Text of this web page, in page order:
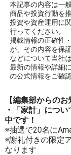
本記事の内容は一
商品や投資行動を
投資や資産運用に
行ってください。
掲載情報の正確性
が、その内容を保
などについて当社
最新の情報や詳細
の公式情報をご確
【編集部からのお
・「家計」につい
中です！
※抽選で20名に
※謝礼付きの限定
なります